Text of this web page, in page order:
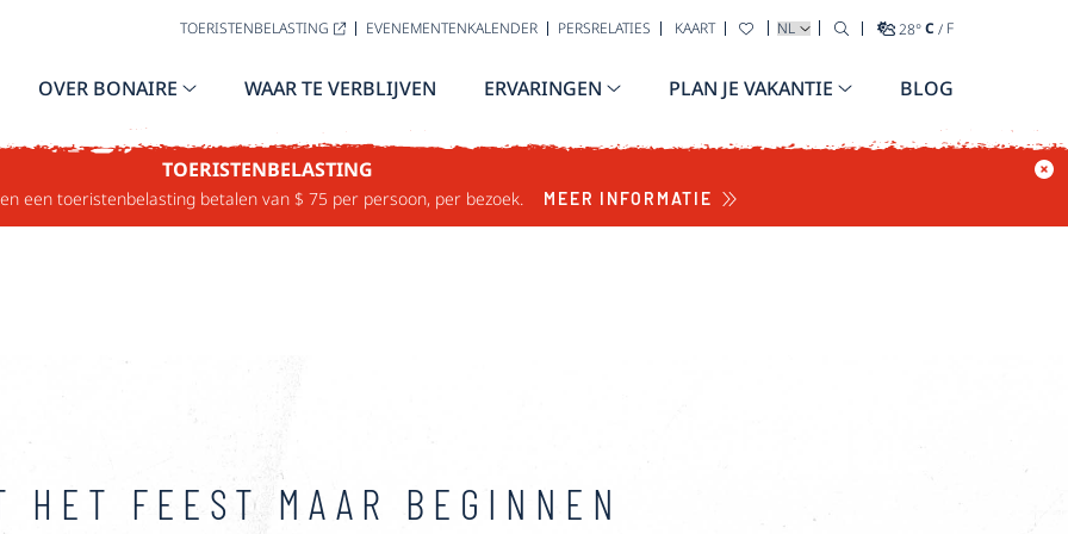
TOERISTENBELASTING EVENEMENTENKALENDER PERSRELATIES KAART TAAL SELECTEREN 28°C / F
OVER BONAIRE WAAR TE VERBLIJVEN ERVARINGEN PLAN JE VAKANTIE BLOG
TOERISTENBELASTING
een toeristenbelasting betalen van $ 75 per persoon, per bezoek. MEER INFORMATIE
HET FEEST MAAR BEGINNEN